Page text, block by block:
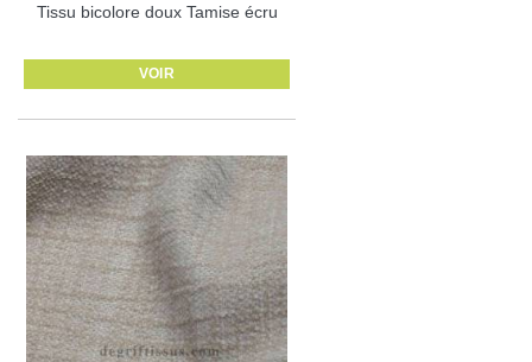
Tissu bicolore doux Tamise écru
VOIR